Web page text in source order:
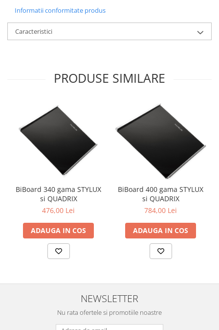
Informatii conformitate produs
Caracteristici
PRODUSE SIMILARE
BiBoard 340 gama STYLUX
si QUADRIX
476,00 Lei
ADAUGA IN COS
BiBoard 400 gama STYLUX
si QUADRIX
784,00 Lei
ADAUGA IN COS
NEWSLETTER
Nu rata ofertele si promotiile noastre